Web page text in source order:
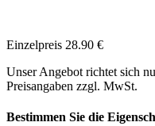
Einzelpreis 28.90 €
Unser Angebot richtet sich
Preisangaben zzgl. MwSt.
Bestimmen Sie die